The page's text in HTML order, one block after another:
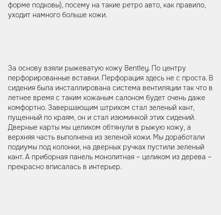
форме подковы), посему на такие ретро авто, как правило,
уходит намного больше кожи.
За основу взяли рыжеватую кожу Bentley. По центру
перфорированные вставки. Перфорация здесь не с проста. В
сидения была инсталлирована система вентиляции так что в
летнее время с таким кожаным салоном будет очень даже
комфортно. Завершающим штрихом стал зеленый кант,
пущенный по краям, он и стал изюминкой этих сидений.
Дверные карты мы целиком обтянули в рыжую кожу, а
верхняя часть выполнена из зеленой кожи. Мы доработали
подиумы под колонки, на дверных ручках пустили зеленый
кант. А приборная панель монолитная – целиком из дерева –
прекрасно вписалась в интерьер.